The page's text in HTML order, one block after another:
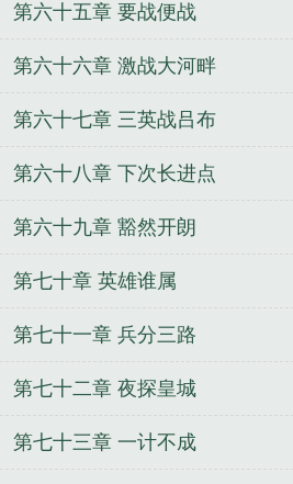
第六十五章 要战便战
第六十六章 激战大河畔
第六十七章 三英战吕布
第六十八章 下次长进点
第六十九章 豁然开朗
第七十章 英雄谁属
第七十一章 兵分三路
第七十二章 夜探皇城
第七十三章 一计不成